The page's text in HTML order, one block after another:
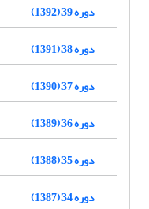
دوره 39 (1392)
دوره 38 (1391)
دوره 37 (1390)
دوره 36 (1389)
دوره 35 (1388)
دوره 34 (1387)